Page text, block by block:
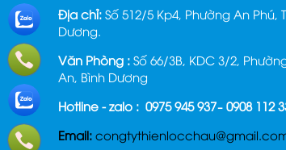
Địa chỉ: Số 512/5 Kp4, Phường An Phú,
Dương.
Văn Phòng : Số 66/3B, KDC 3/2,
An, Bình Dương
Hotline - zalo : 0975 945 937– 0908 112
Email: